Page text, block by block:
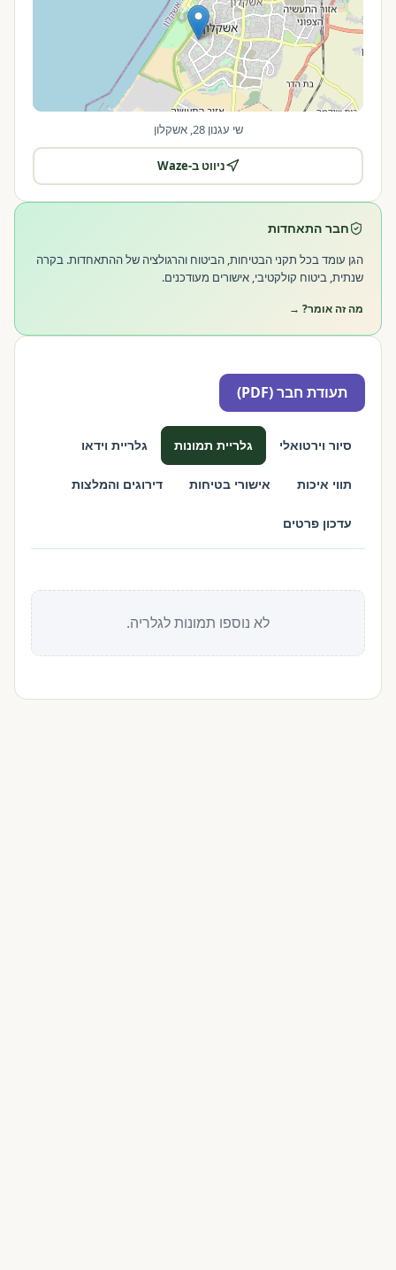
שי עגנון 28, אשקלון
ניווט ב-Waze
חבר התאחדות
הגן עומד בכל תקני הבטיחות, הביטוח והרגולציה של ההתאחדות. בקרה
שנתית, ביטוח קולקטיבי, אישורים מעודכנים.
מה זה אומר? →
תעודת חבר (PDF)
סיור וירטואלי גלריית תמונות גלריית וידאו
תווי איכות אישורי בטיחות דירוגים והמלצות
עדכון פרטים
לא נוספו תמונות לגלריה.